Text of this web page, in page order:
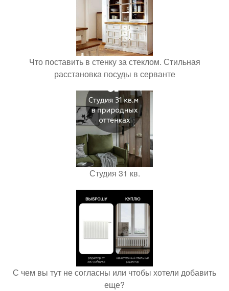
Что поставить в стенку за стеклом. Стильная
расстановка посуды в серванте
Студия 31 кв.
С чем вы тут не согласны или чтобы хотели добавить
еще?